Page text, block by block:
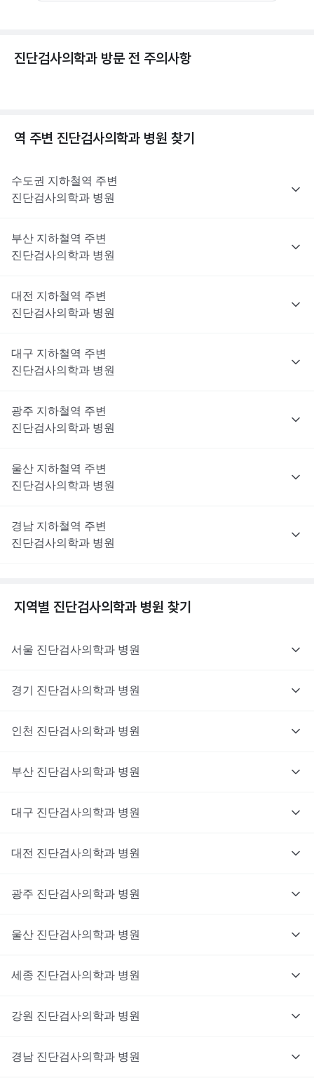
진단검사의학과 방문 전 주의사항
역 주변 진단검사의학과 병원 찾기
수도권 지하철역 주변
진단검사의학과 병원
부산 지하철역 주변
진단검사의학과 병원
대전 지하철역 주변
진단검사의학과 병원
대구 지하철역 주변
진단검사의학과 병원
광주 지하철역 주변
진단검사의학과 병원
울산 지하철역 주변
진단검사의학과 병원
경남 지하철역 주변
진단검사의학과 병원
지역별 진단검사의학과 병원 찾기
서울 진단검사의학과 병원
경기 진단검사의학과 병원
인천 진단검사의학과 병원
부산 진단검사의학과 병원
대구 진단검사의학과 병원
대전 진단검사의학과 병원
광주 진단검사의학과 병원
울산 진단검사의학과 병원
세종 진단검사의학과 병원
강원 진단검사의학과 병원
경남 진단검사의학과 병원